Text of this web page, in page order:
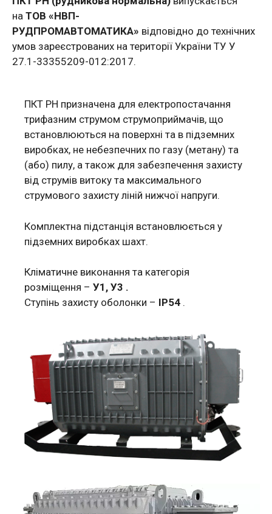
на ТОВ «НВП-
РУДПРОМАВТОМАТИКА» відповідно до технічних
умов зареєстрованих на території України ТУ У
27.1-33355209-012:2017.
ПКТ РН призначена для електропостачання
трифазним струмом струмоприймачів, що
встановлюються на поверхні та в підземних
виробках, не небезпечних по газу (метану) та
(або) пилу, а також для забезпечення захисту
від струмів витоку та максимального
струмового захисту ліній нижчої напруги.
Комплектна підстанція встановлюється у
підземних виробках шахт.
Кліматичне виконання та категорія
розміщення – У1, У3 .
Ступінь захисту оболонки – IР54 .